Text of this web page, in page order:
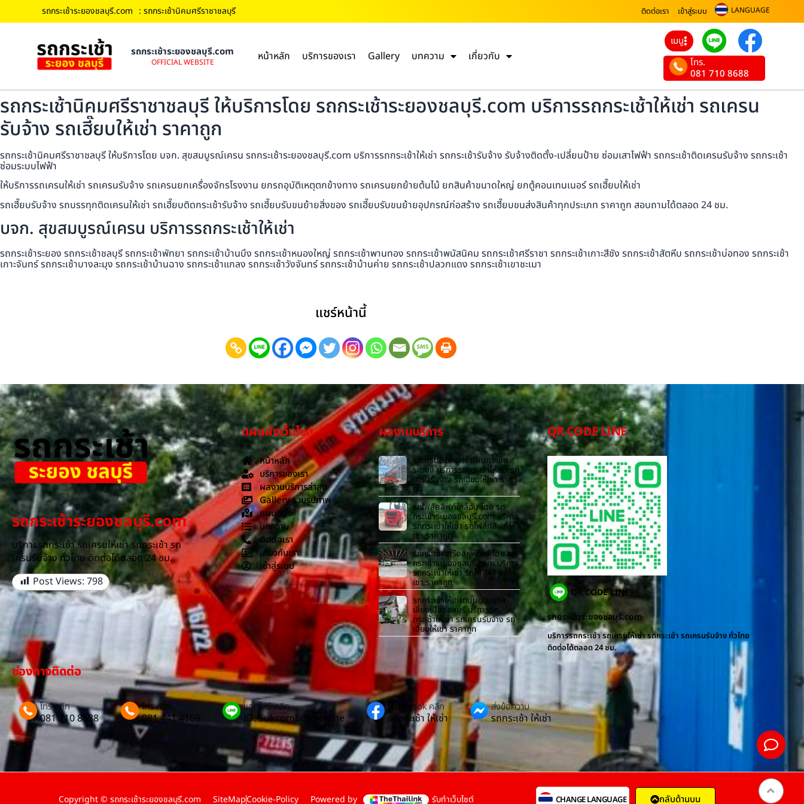
รถกระเช้าระยองชลบุรี.com : รถกระเช้านิคมศรีราชาชลบุรี ติดต่อเรา เข้าสู่ระบบ LANGUAGE
รถกระเช้าระยองชลบุรี.com
OFFICIAL WEBSITE หน้าหลัก บริการของเรา Gallery บทความ เกี่ยวกับ
เมนู
โทร.
081 710 8688
รถกระเช้านิคมศรีราชาชลบุรี ให้บริการโดย รถกระเช้าระยองชลบุรี.com บริการรถกระเช้าให้เช่า รถเครน
รับจ้าง รถเฮี๊ยบให้เช่า ราคาถูก
รถกระเช้านิคมศรีราชาชลบุรี ให้บริการโดย บจก. สุขสมบูรณ์เครน รถกระเช้าระยองชลบุรี.com บริการรถกระเช้าให้เช่า รถกระเช้ารับจ้าง รับจ้างติดตั้ง-เปลี่ยนป้าย ซ่อมเสาไฟฟ้า รถกระเช้าติดเครนรับจ้าง รถกระเช้า
ซ่อมระบบไฟฟ้า
ให้บริการรถเครนให้เช่า รถเครนรับจ้าง รถเครนยกเครื่องจักรโรงงาน ยกรถอุบัติเหตุตกข้างทาง รถเครนยกย้ายต้นไม้ ยกสินค้าขนาดใหญ่ ยกตู้คอนเทนเนอร์ รถเฮี๊ยบให้เช่า
รถเฮี๊ยบรับจ้าง รถบรรทุกติดเครนให้เช่า รถเฮี๊ยบติดกระเช้ารับจ้าง รถเฮี๊ยบรับขนย้ายสิ่งของ รถเฮี๊ยบรับขนย้ายอุปกรณ์ก่อสร้าง รถเฮี๊ยบขนส่งสินค้าทุกประเภท ราคาถูก สอบถามได้ตลอด 24 ชม.
บจก. สุขสมบูรณ์เครน บริการรถกระเช้าให้เช่า
รถกระเช้าระยอง รถกระเช้าชลบุรี รถกระเช้าพัทยา รถกระเช้าบ้านบึง รถกระเช้าหนองใหญ่ รถกระเช้าพานทอง รถกระเช้าพนัสนิคม รถกระเช้าศรีราชา รถกระเช้าเกาะสีชัง รถกระเช้าสัตหีบ รถกระเช้าบ่อทอง รถกระเช้า
เกาะจันทร์ รถกระเช้าบางละมุง รถกระเช้าบ้านฉาง รถกระเช้าแกลง รถกระเช้าวังจันทร์ รถกระเช้าบ้านค่าย รถกระเช้าปลวกแดง รถกระเช้าเขาชะเมา
แชร์หน้านี้
รถกระเช้าระยองชลบุรี.com
บริการรถกระเช้า รถเครนให้เช่า รถกระเช้า รถ
เครนรับจ้าง ทั่วไทย ติดต่อได้ตลอด 24 ชม.
Post Views: 798
แผนผังเว็บไซต์
หน้าหลัก
บริการของเรา
ผลงานบริการล่าสุด
Gallery รวมรูปภาพ
แผนที่ตั้ง
บทความ
ติดต่อเรา
เกี่ยวกับเรา
เข้าสู่ระบบ
ผลงานบริการ
รถเครนติดกระเช้านิคมเอเชีย
ระยอง บริการรถกระเช้าให้เช่า รถ
เครนรับจ้าง รถเฮี๊ยบให้เช่า ราคา
ถูก
รถโฟล์คลิฟท์ใกล้ฉัน โดย รถ
กระเช้าระยองชลบุรี.com บริการ
รถกระเช้าให้เช่า รถโฟล์คลิฟท์ให้
เช่า ราคาถูก
รถกระเช้าเครือสหพัฒน์ โดย รถ
กระเช้าระยองชลบุรี.com บริการ
รถกระเช้าให้เช่า รถโฟล์คลิฟท์ให้
เช่า ราคาถูก
รถกระเช้าให้เช่าถนนบายพาส
เลี่ยงเมืองชลบุรี บริการรถ
กระเช้าให้เช่า รถเครนรับจ้าง รถ
เฮี๊ยบให้เช่า ราคาถูก
QR CODE LINE
QR CODE LINE
รถกระเช้าระยองชลบุรี.com
บริการรถกระเช้า รถเครนให้เช่า รถกระเช้า รถเครนรับจ้าง ทั่วไทย
ติดต่อได้ตลอด 24 ชม.
ช่องทางติดต่อ
โทร คลิก
081 710 8688
โทร คลิก
081 441 4169
แอดไลน์ คลิก
ID: Suksombooncrane
Facebook คลิก
รถกระเช้า ให้เช่า
ส่งข้อความ
รถกระเช้า ให้เช่า
Copyright © รถกระเช้าระยองชลบุรี.com SiteMapCookie-Policy Powered by รับทำเว็บไซต์ CHANGE LANGUAGE กลับด้านบน
ติดต่อเรา